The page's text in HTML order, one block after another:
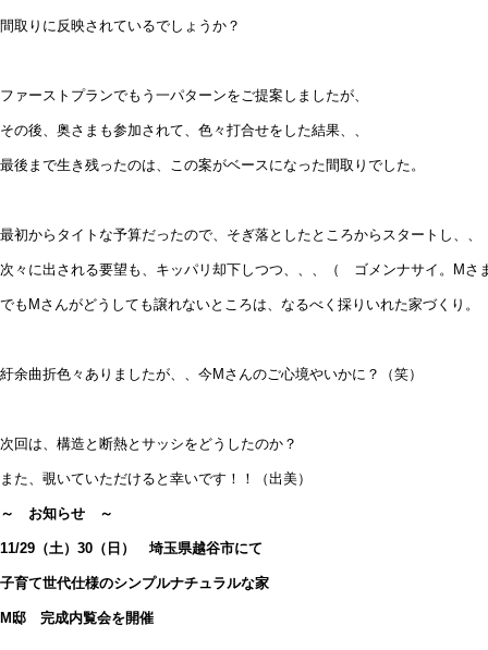
間取りに反映されているでしょうか？
ファーストプランでもう一パターンをご提案しましたが、
その後、奥さまも参加されて、色々打合せをした結果、、
最後まで生き残ったのは、この案がベースになった間取りでした。
最初からタイトな予算だったので、そぎ落としたところからスタートし、、
次々に出される要望も、キッパリ却下しつつ、、、（ ゴメンナサイ。Mさ
でもMさんがどうしても譲れないところは、なるべく採りいれた家づくり。
紆余曲折色々ありましたが、、今Mさんのご心境やいかに？（笑）
次回は、構造と断熱とサッシをどうしたのか？
また、覗いていただけると幸いです！！（出美）
～ お知らせ ～
11/29（土）30（日） 埼玉県越谷市にて
子育て世代仕様のシンプルナチュラルな家
M邸 完成内覧会を開催